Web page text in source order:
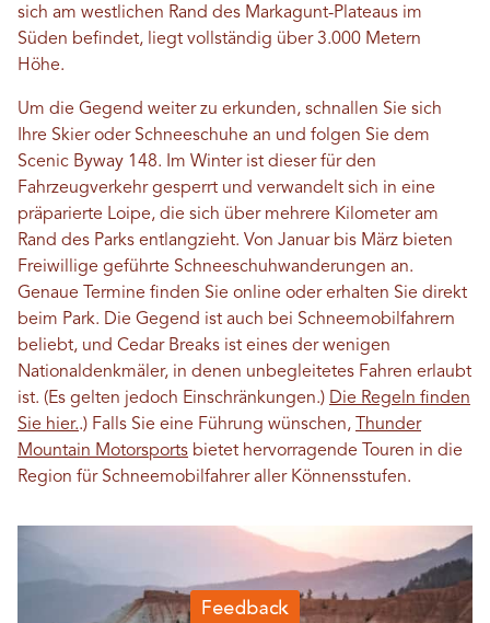
sich am westlichen Rand des Markagunt-Plateaus im
Süden befindet, liegt vollständig über 3.000 Metern
Höhe.
Um die Gegend weiter zu erkunden, schnallen Sie sich
Ihre Skier oder Schneeschuhe an und folgen Sie dem
Scenic Byway 148. Im Winter ist dieser für den
Fahrzeugverkehr gesperrt und verwandelt sich in eine
präparierte Loipe, die sich über mehrere Kilometer am
Rand des Parks entlangzieht. Von Januar bis März bieten
Freiwillige geführte Schneeschuhwanderungen an.
Genaue Termine finden Sie online oder erhalten Sie direkt
beim Park. Die Gegend ist auch bei Schneemobilfahrern
beliebt, und Cedar Breaks ist eines der wenigen
Nationaldenkmäler, in denen unbegleitetes Fahren erlaubt
ist. (Es gelten jedoch Einschränkungen.) Die Regeln finden
Sie hier..) Falls Sie eine Führung wünschen,
Thunder
Mountain Motorsports bietet hervorragende Touren in die
Region für Schneemobilfahrer aller Könnensstufen.